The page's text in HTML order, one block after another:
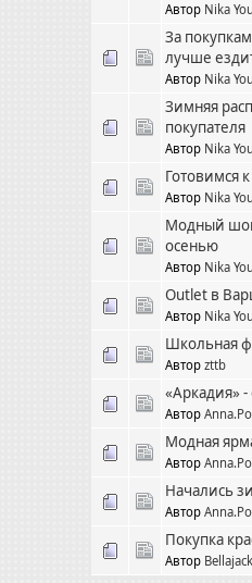
Автор Nika
За
лучше
Автор Nika
Зимняя
покупателя
Автор Nika
Готовимся
Автор Nika
Модный
осенью
Автор Nika
Outlet в
Автор Nika
Школьная
Автор zttb
«Аркадия»
Автор
Модная
Автор
Начались
Автор
Покупка
Автор